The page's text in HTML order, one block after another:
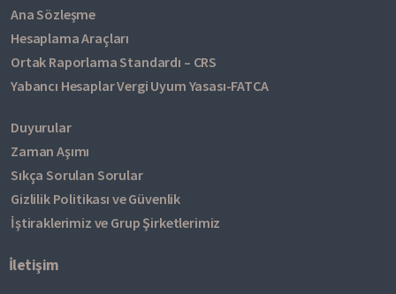
Ana Sözleşme
Hesaplama Araçları
Ortak Raporlama Standardı – CRS
Yabancı Hesaplar Vergi Uyum Yasası-FATCA
Duyurular
Zaman Aşımı
Sıkça Sorulan Sorular
Gizlilik Politikası ve Güvenlik
İştiraklerimiz ve Grup Şirketlerimiz
İletişim